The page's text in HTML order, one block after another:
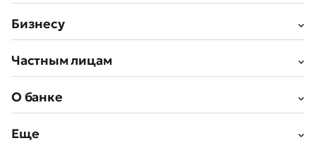
Бизнесу
Частным лицам
О банке
Еще